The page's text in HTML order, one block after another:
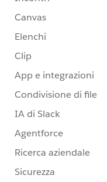
Canvas
Elenchi
Clip
App e integrazioni
Condivisione di file
IA di Slack
Agentforce
Ricerca aziendale
Sicurezza